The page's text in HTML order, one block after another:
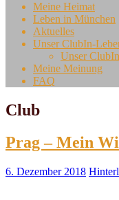
Meine Heimat
Leben in München
Aktuelles
Unser ClubIn-
Unser
Meine Meinung
FAQ
Club
Prag – Mein
6. Dezember 2018